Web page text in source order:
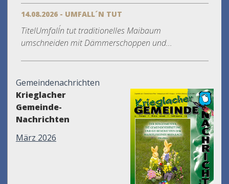
14.08.2026 - UMFALL´N TUT
TitelUmfall´n tut traditionelles Maibaum
umschneiden mit Dämmerschoppen und...
Gemeindenachrichten
Krieglacher
Gemeinde-
Nachrichten
März 2026